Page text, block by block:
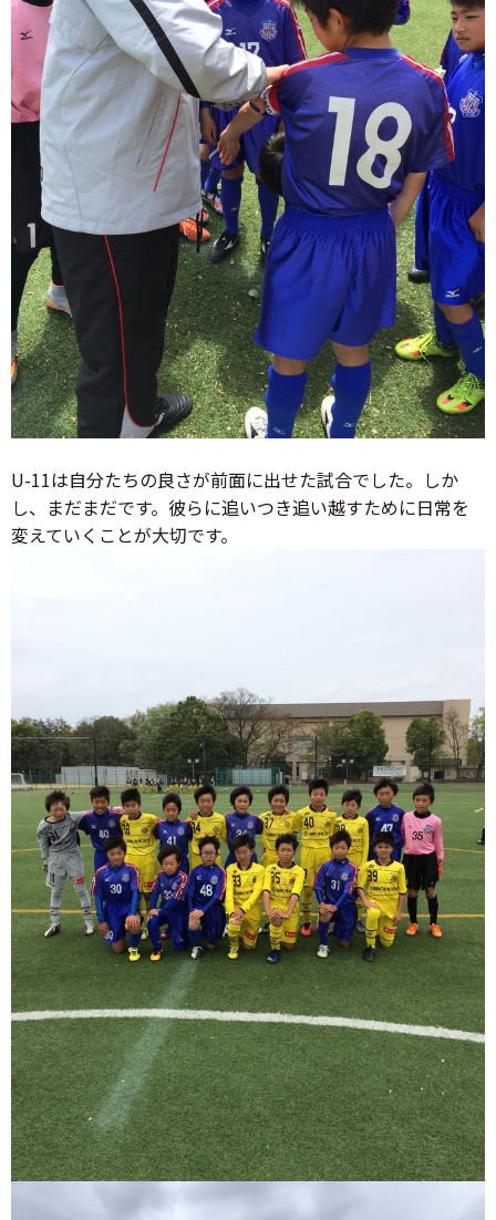
U-11は自分たちの良さが前面に出せた試合でした。しか
し、まだまだです。彼らに追いつき追い越すために日常を
変えていくことが大切です。